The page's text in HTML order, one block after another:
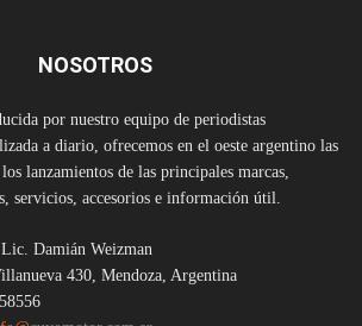
NOSOTROS
por nuestro equipo de periodistas
a diario, ofrecemos en el oeste argentino las
lanzamientos de las principales marcas,
servicios, accesorios e información útil.
Damián Weizman
430, Mendoza, Argentina